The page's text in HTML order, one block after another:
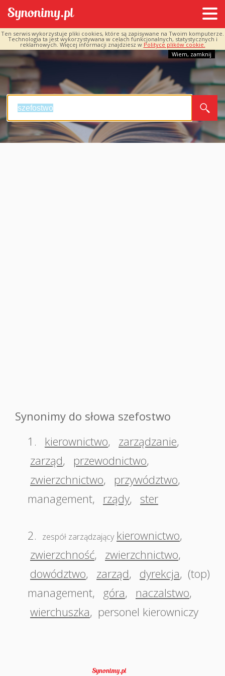
Ten serwis wykorzystuje pliki cookies, które są zapisywane na Twoim komputerze.
Technologia ta jest wykorzystywana w celach funkcjonalnych, statystycznych i
reklamowych. Więcej informacji znajdziesz w Polityce plików cookie.
Wiem, zamknij
Synonimy do słowa szefostwo
1.
kierownictwo, zarządzanie,
zarząd, przewodnictwo,
zwierzchnictwo, przywództwo,
management, rządy, ster
2. zespół zarządzający kierownictwo,
zwierzchność, zwierzchnictwo,
dowództwo, zarząd, dyrekcja, (top)
management, góra, naczalstwo,
wierchuszka, personel kierowniczy